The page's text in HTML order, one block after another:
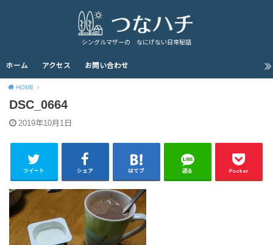
シングルマザーの なにげない日常秘話
ホーム アクセス お問い合わせ
HOME
DSC_0664
2019年10月1日
ツイート シェア はてブ 送る Pocket